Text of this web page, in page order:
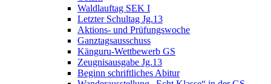
Waldlauftag SEK I
Letzter Schultag Jg.13
Aktions- und Prüfungswoche
Ganztagsausschuss
Känguru-Wettbewerb GS
Zeugnisausgabe Jg.13
Beginn schriftliches Abitur